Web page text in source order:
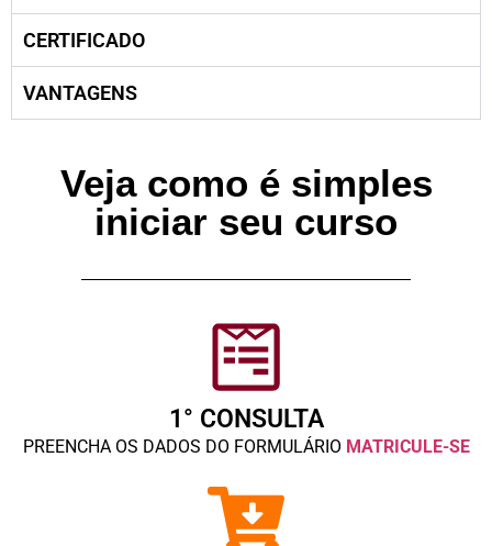
CERTIFICADO
VANTAGENS
Veja como é simples
iniciar seu curso
1° CONSULTA
PREENCHA OS DADOS DO FORMULÁRIO MATRICULE-SE